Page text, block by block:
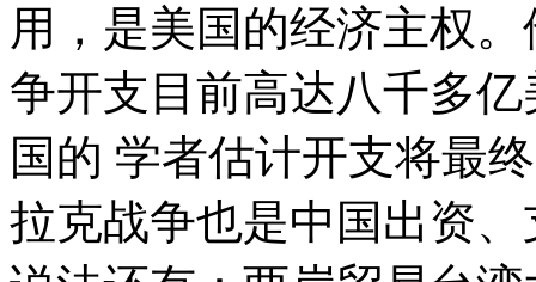
用，是美国的经济主权
争开支目前高达八千多
国的 学者估计开支将最
拉克战争也是中国出资